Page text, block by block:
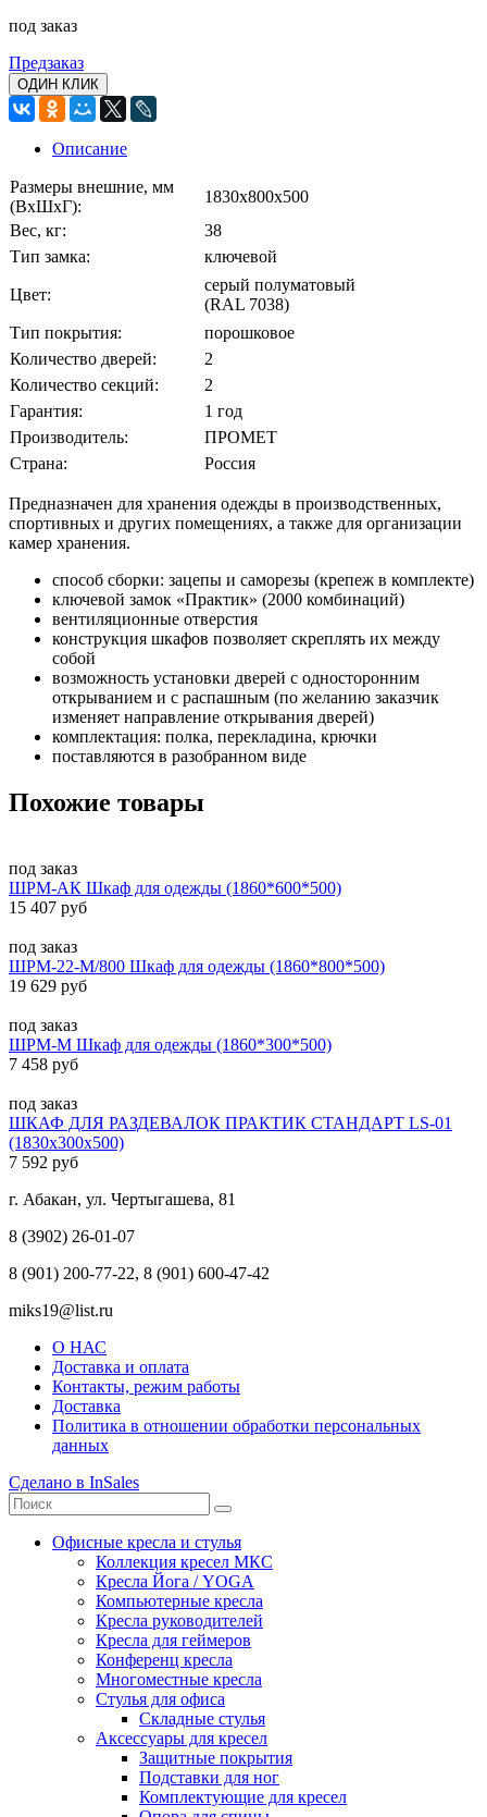
под заказ
Предзаказ
ОДИН КЛИК
Описание
Размеры внешние, мм
(ВхШхГ):
1830x800x500
Вес, кг:
38
Тип замка:
ключевой
Цвет:
серый полуматовый
(RAL 7038)
Тип покрытия:
порошковое
Количество дверей:
2
Количество секций:
2
Гарантия:
1 год
Производитель:
ПРОМЕТ
Страна:
Россия
Предназначен для хранения одежды в производственных,
спортивных и других помещениях, а также для организации
камер хранения.
способ сборки: зацепы и саморезы (крепеж в комплекте)
ключевой замок «Практик» (2000 комбинаций)
вентиляционные отверстия
конструкция шкафов позволяет скреплять их между
собой
возможность установки дверей с односторонним
открыванием и с распашным (по желанию заказчик
изменяет направление открывания дверей)
комплектация: полка, перекладина, крючки
поставляются в разобранном виде
Похожие товары
под заказ
ШРМ-АК Шкаф для одежды (1860*600*500)
15 407 руб
под заказ
ШРМ-22-М/800 Шкаф для одежды (1860*800*500)
19 629 руб
под заказ
ШРМ-М Шкаф для одежды (1860*300*500)
7 458 руб
под заказ
ШКАФ ДЛЯ РАЗДЕВАЛОК ПРАКТИК СТАНДАРТ LS-01
(1830x300x500)
7 592 руб
г. Абакан, ул. Чертыгашева, 81
8 (3902) 26-01-07
8 (901) 200-77-22, 8 (901) 600-47-42
miks19@list.ru
О НАС
Доставка и оплата
Контакты, режим работы
Доставка
Политика в отношении обработки персональных
данных
Сделано в InSales
Офисные кресла и стулья
Коллекция кресел МКС
Кресла Йога / YOGA
Компьютерные кресла
Кресла руководителей
Кресла для геймеров
Конференц кресла
Многоместные кресла
Стулья для офиса
Складные стулья
Аксессуары для кресел
Защитные покрытия
Подставки для ног
Комплектующие для кресел